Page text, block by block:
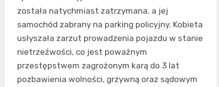
została natychmiast zatrzymana, a jej
samochód zabrany na parking policyjny. Kobieta
usłyszała zarzut prowadzenia pojazdu w stanie
nietrzeźwości, co jest poważnym
przestępstwem zagrożonym karą do 3 lat
pozbawienia wolności, grzywną oraz sądowym